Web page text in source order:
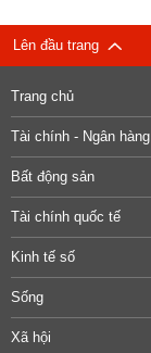
Lên đầu trang
Trang chủ
Tài chính - Ngân hàng
Bất động sản
Tài chính quốc tế
Kinh tế số
Sống
Xã hội